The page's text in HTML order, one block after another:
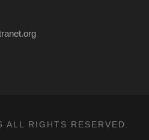
RIGHTS RESERVED.